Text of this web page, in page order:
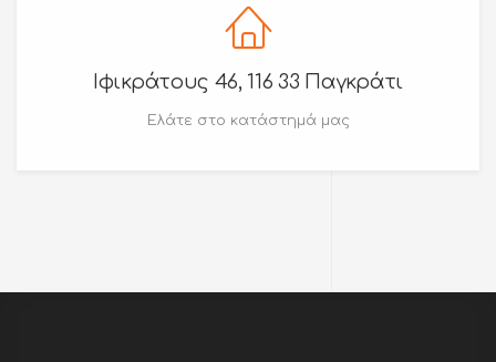
Ιφικράτους 46, 116 33 Παγκράτι
Ελάτε στο κατάστημά μας